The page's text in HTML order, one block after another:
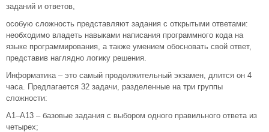
заданий и ответов,
особую сложность представляют задания с открытыми ответами:
необходимо владеть навыками написания программного кода на
языке программирования, а также умением обосновать свой ответ,
представив наглядно логику решения.
Информатика – это самый продолжительный экзамен, длится он 4
часа. Предлагается 32 задачи, разделенные на три группы
сложности:
А1–А13 – базовые задания с выбором одного правильного ответа из
четырех;